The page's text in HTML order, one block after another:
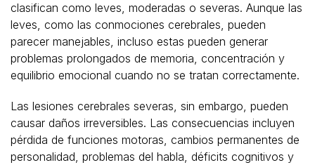
clasifican como leves, moderadas o severas. Aunque las
leves, como las conmociones cerebrales, pueden
parecer manejables, incluso estas pueden generar
problemas prolongados de memoria, concentración y
equilibrio emocional cuando no se tratan correctamente.
Las lesiones cerebrales severas, sin embargo, pueden
causar daños irreversibles. Las consecuencias incluyen
pérdida de funciones motoras, cambios permanentes de
personalidad, problemas del habla, déficits cognitivos y